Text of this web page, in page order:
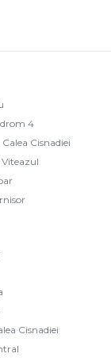
4
Cisnadiei
Cisnadiei